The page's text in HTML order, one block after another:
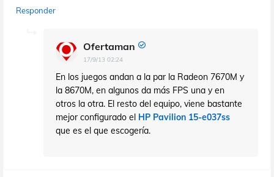
Responder
Ofertaman
17/9/13 02:24
En los juegos andan a la par la Radeon 7670M y
la 8670M, en algunos da más FPS una y en
otros la otra. El resto del equipo, viene bastante
mejor configurado el HP Pavilion 15-e037ss
que es el que escogería.